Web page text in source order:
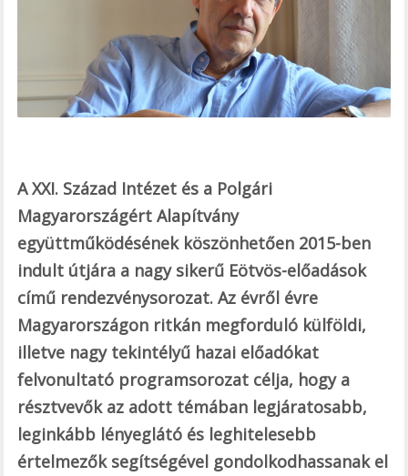
A XXI. Század Intézet és a Polgári
Magyarországért Alapítvány
együttműködésének köszönhetően 2015-ben
indult útjára a nagy sikerű Eötvös-előadások
című rendezvénysorozat. Az évről évre
Magyarországon ritkán megforduló külföldi,
illetve nagy tekintélyű hazai előadókat
felvonultató programsorozat célja, hogy a
résztvevők az adott témában legjáratosabb,
leginkább lényeglátó és leghitelesebb
értelmezők segítségével gondolkodhassanak el